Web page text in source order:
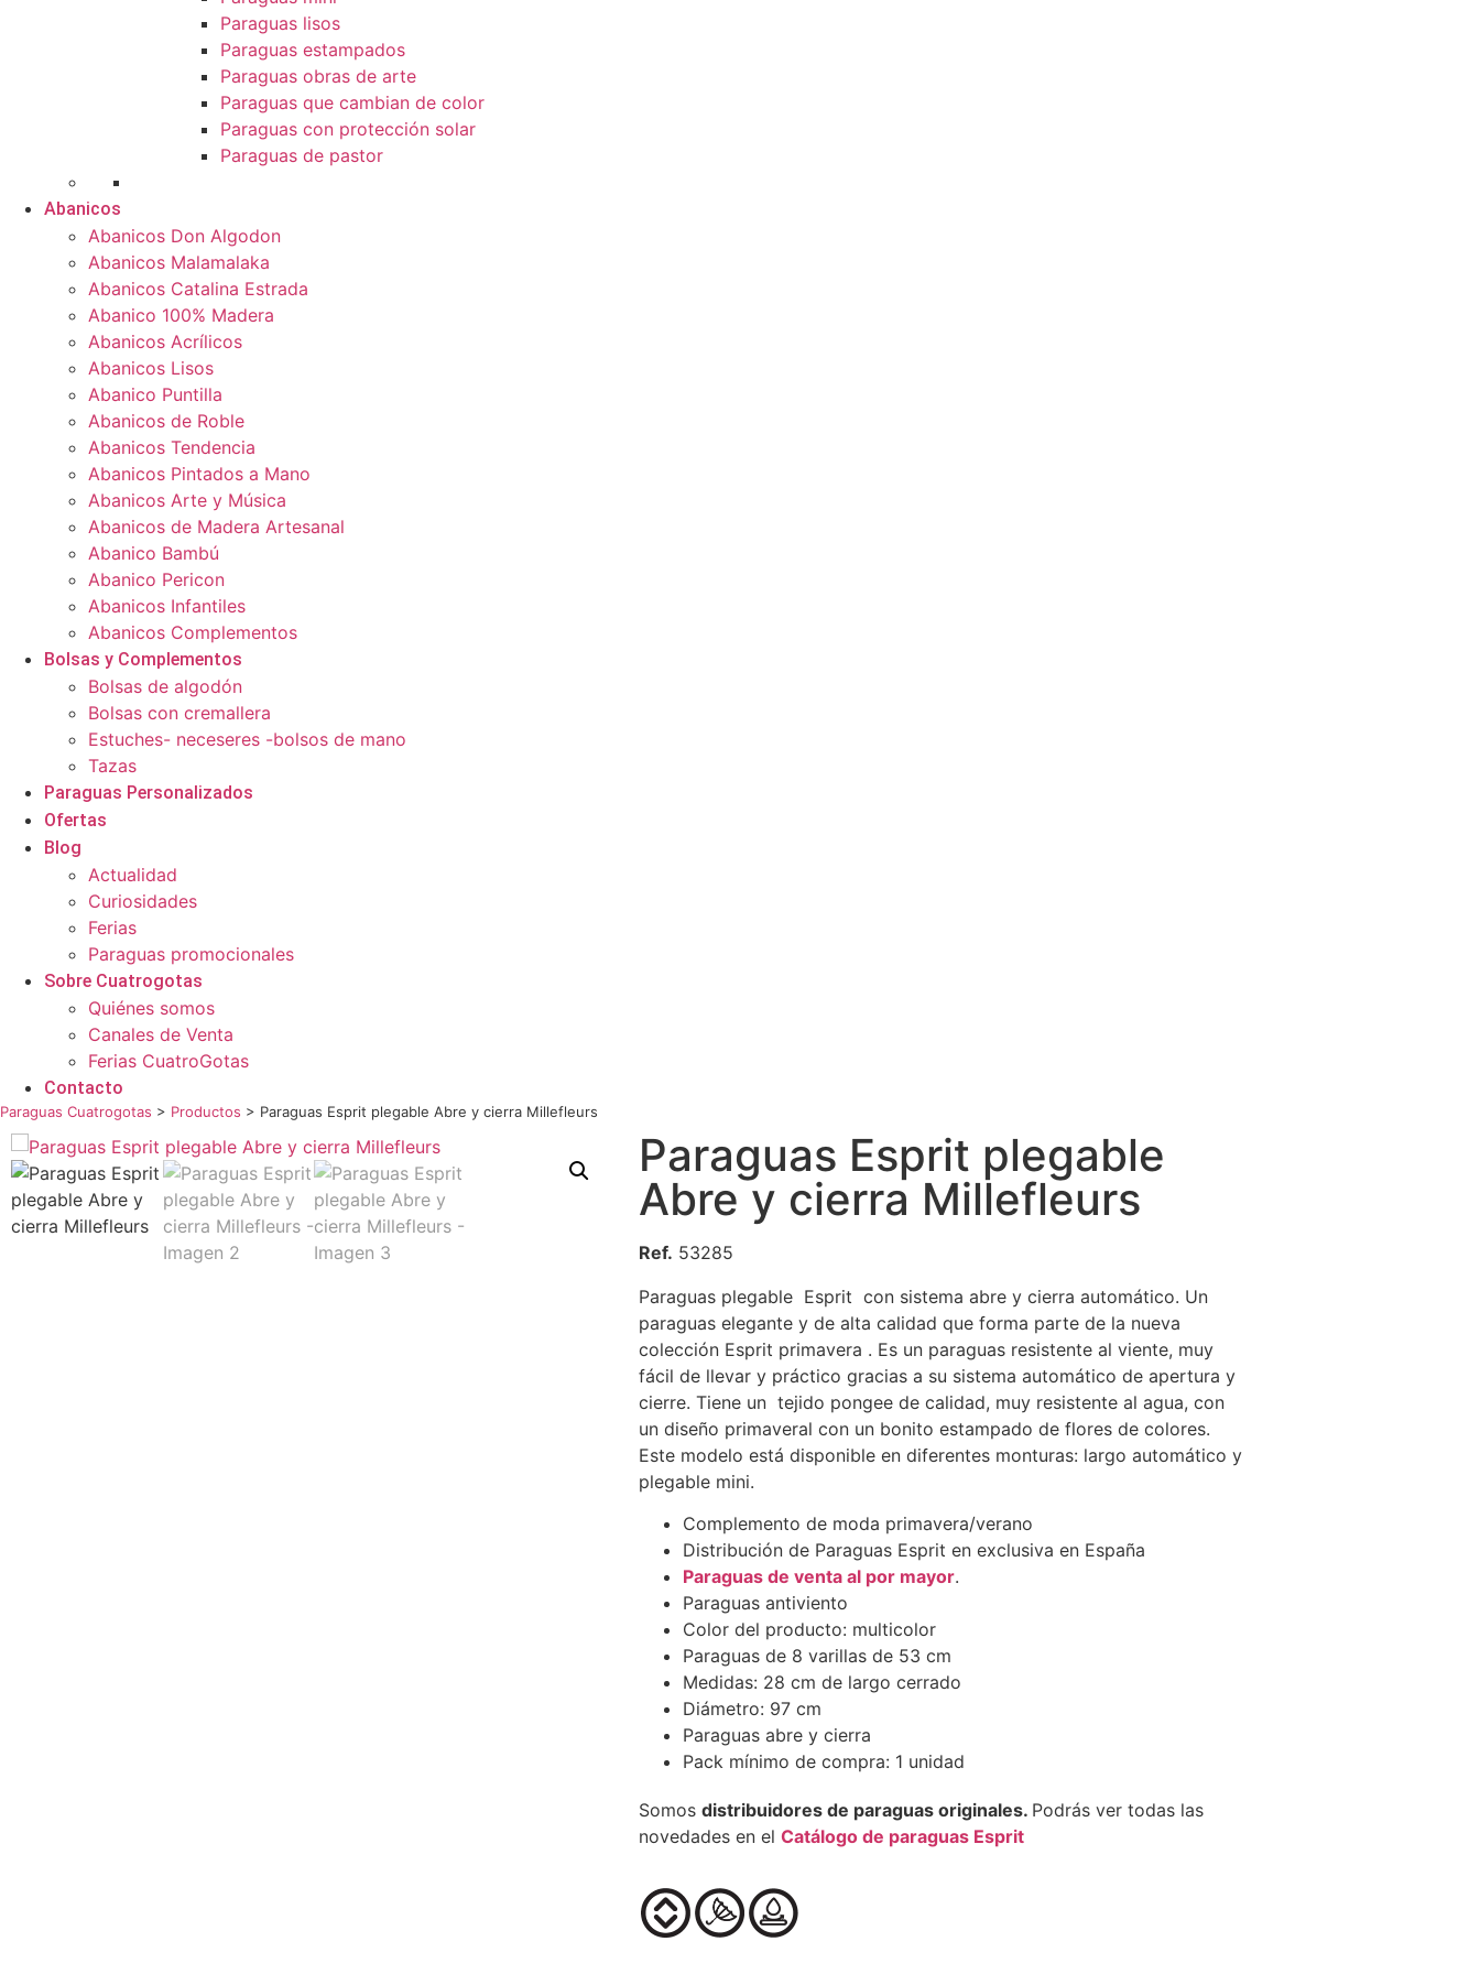
Paraguas lisos
Paraguas estampados
Paraguas obras de arte
Paraguas que cambian de color
Paraguas con protección solar
Paraguas de pastor
Abanicos
Abanicos Don Algodon
Abanicos Malamalaka
Abanicos Catalina Estrada
Abanico 100% Madera
Abanicos Acrílicos
Abanicos Lisos
Abanico Puntilla
Abanicos de Roble
Abanicos Tendencia
Abanicos Pintados a Mano
Abanicos Arte y Música
Abanicos de Madera Artesanal
Abanico Bambú
Abanico Pericon
Abanicos Infantiles
Abanicos Complementos
Bolsas y Complementos
Bolsas de algodón
Bolsas con cremallera
Estuches- neceseres -bolsos de mano
Tazas
Paraguas Personalizados
Ofertas
Blog
Actualidad
Curiosidades
Ferias
Paraguas promocionales
Sobre Cuatrogotas
Quiénes somos
Canales de Venta
Ferias CuatroGotas
Contacto
Paraguas Cuatrogotas > Productos > Paraguas Esprit plegable Abre y cierra Millefleurs
Paraguas Esprit plegable
Abre y cierra Millefleurs
Ref. 53285
Paraguas plegable Esprit con sistema abre y cierra automático. Un
paraguas elegante y de alta calidad que forma parte de la nueva
colección Esprit primavera . Es un paraguas resistente al viente, muy
fácil de llevar y práctico gracias a su sistema automático de apertura y
cierre. Tiene un tejido pongee de calidad, muy resistente al agua, con
un diseño primaveral con un bonito estampado de flores de colores.
Este modelo está disponible en diferentes monturas: largo automático y
plegable mini.
Complemento de moda primavera/verano
Distribución de Paraguas Esprit en exclusiva en España
Paraguas de venta al por mayor.
Paraguas antiviento
Color del producto: multicolor
Paraguas de 8 varillas de 53 cm
Medidas: 28 cm de largo cerrado
Diámetro: 97 cm
Paraguas abre y cierra
Pack mínimo de compra: 1 unidad
Somos distribuidores de paraguas originales. Podrás ver todas las
novedades en el Catálogo de paraguas Esprit